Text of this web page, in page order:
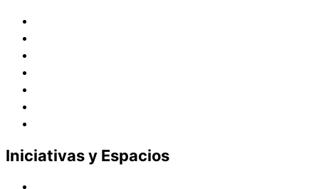
Iniciativas y Espacios